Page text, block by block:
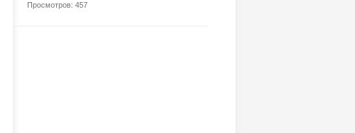
Просмотров: 457